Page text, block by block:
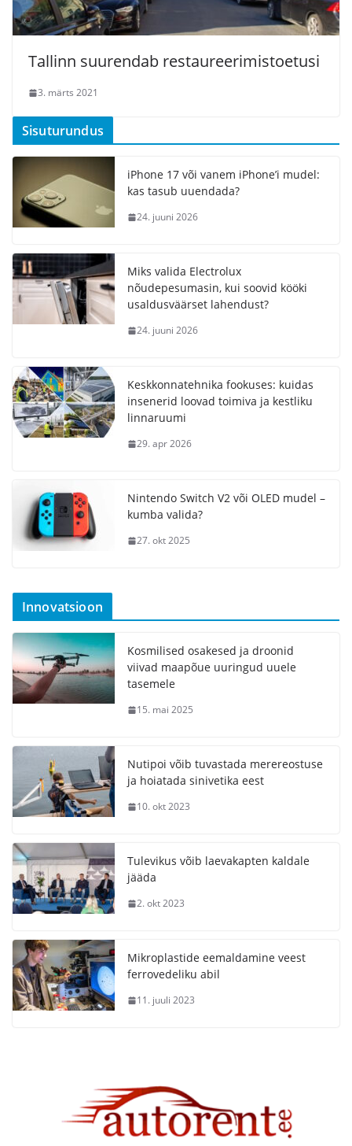
Tallinn suurendab restaureerimistoetusi
3. märts 2021
Sisuturundus
iPhone 17 või vanem iPhone’i mudel:
kas tasub uuendada?
24. juuni 2026
Miks valida Electrolux
nõudepesumasin, kui soovid kööki
usaldusväärset lahendust?
24. juuni 2026
Keskkonnatehnika fookuses: kuidas
insenerid loovad toimiva ja kestliku
linnaruumi
29. apr 2026
Nintendo Switch V2 või OLED mudel –
kumba valida?
27. okt 2025
Innovatsioon
Kosmilised osakesed ja droonid
viivad maapõue uuringud uuele
tasemele
15. mai 2025
Nutipoi võib tuvastada merereostuse
ja hoiatada sinivetika eest
10. okt 2023
Tulevikus võib laevakapten kaldale
jääda
2. okt 2023
Mikroplastide eemaldamine veest
ferrovedeliku abil
11. juuli 2023